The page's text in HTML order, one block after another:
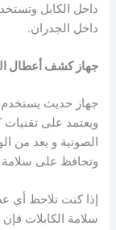
داخل الكابل
داخل الجدران.
جهاز كشف أعطال
جهاز حديث يستخدم
ويعتمد على
الصوتية و يعد من
وتحافظ على سلامة
إذا كنت تلاحظ أي
سلامة الكابلات